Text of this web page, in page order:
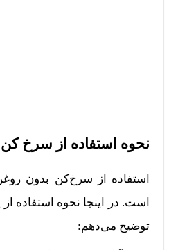
نحوه استفاده از سرخ
استفاده از سرخ‌کن بدون
است. در اینجا نحوه استفاده
توضیح می‌دهم: